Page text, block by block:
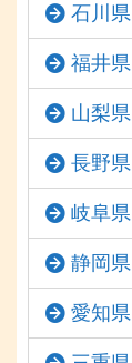
石川県
福井県
山梨県
長野県
岐阜県
静岡県
愛知県